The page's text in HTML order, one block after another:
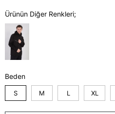
Ürünün Diğer Renkleri;
Beden
S M L XL